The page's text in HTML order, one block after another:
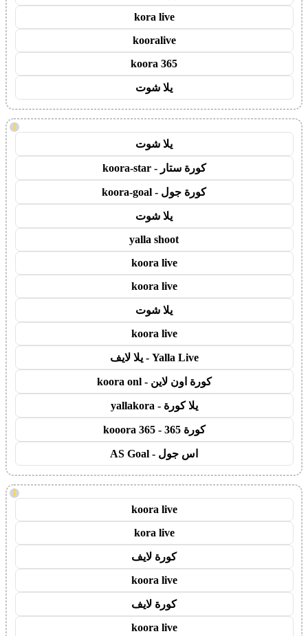
kora live
kooralive
koora 365
يلا شوت
!
يلا شوت
كورة ستار - koora-star
كورة جول - koora-goal
يلا شوت
yalla shoot
koora live
koora live
يلا شوت
koora live
Yalla Live - يلا لايف
كورة اون لاين - koora onl
يلا كورة - yallakora
كورة 365 - kooora 365
اس جول - AS Goal
!
koora live
kora live
كورة لايف
koora live
كورة لايف
koora live